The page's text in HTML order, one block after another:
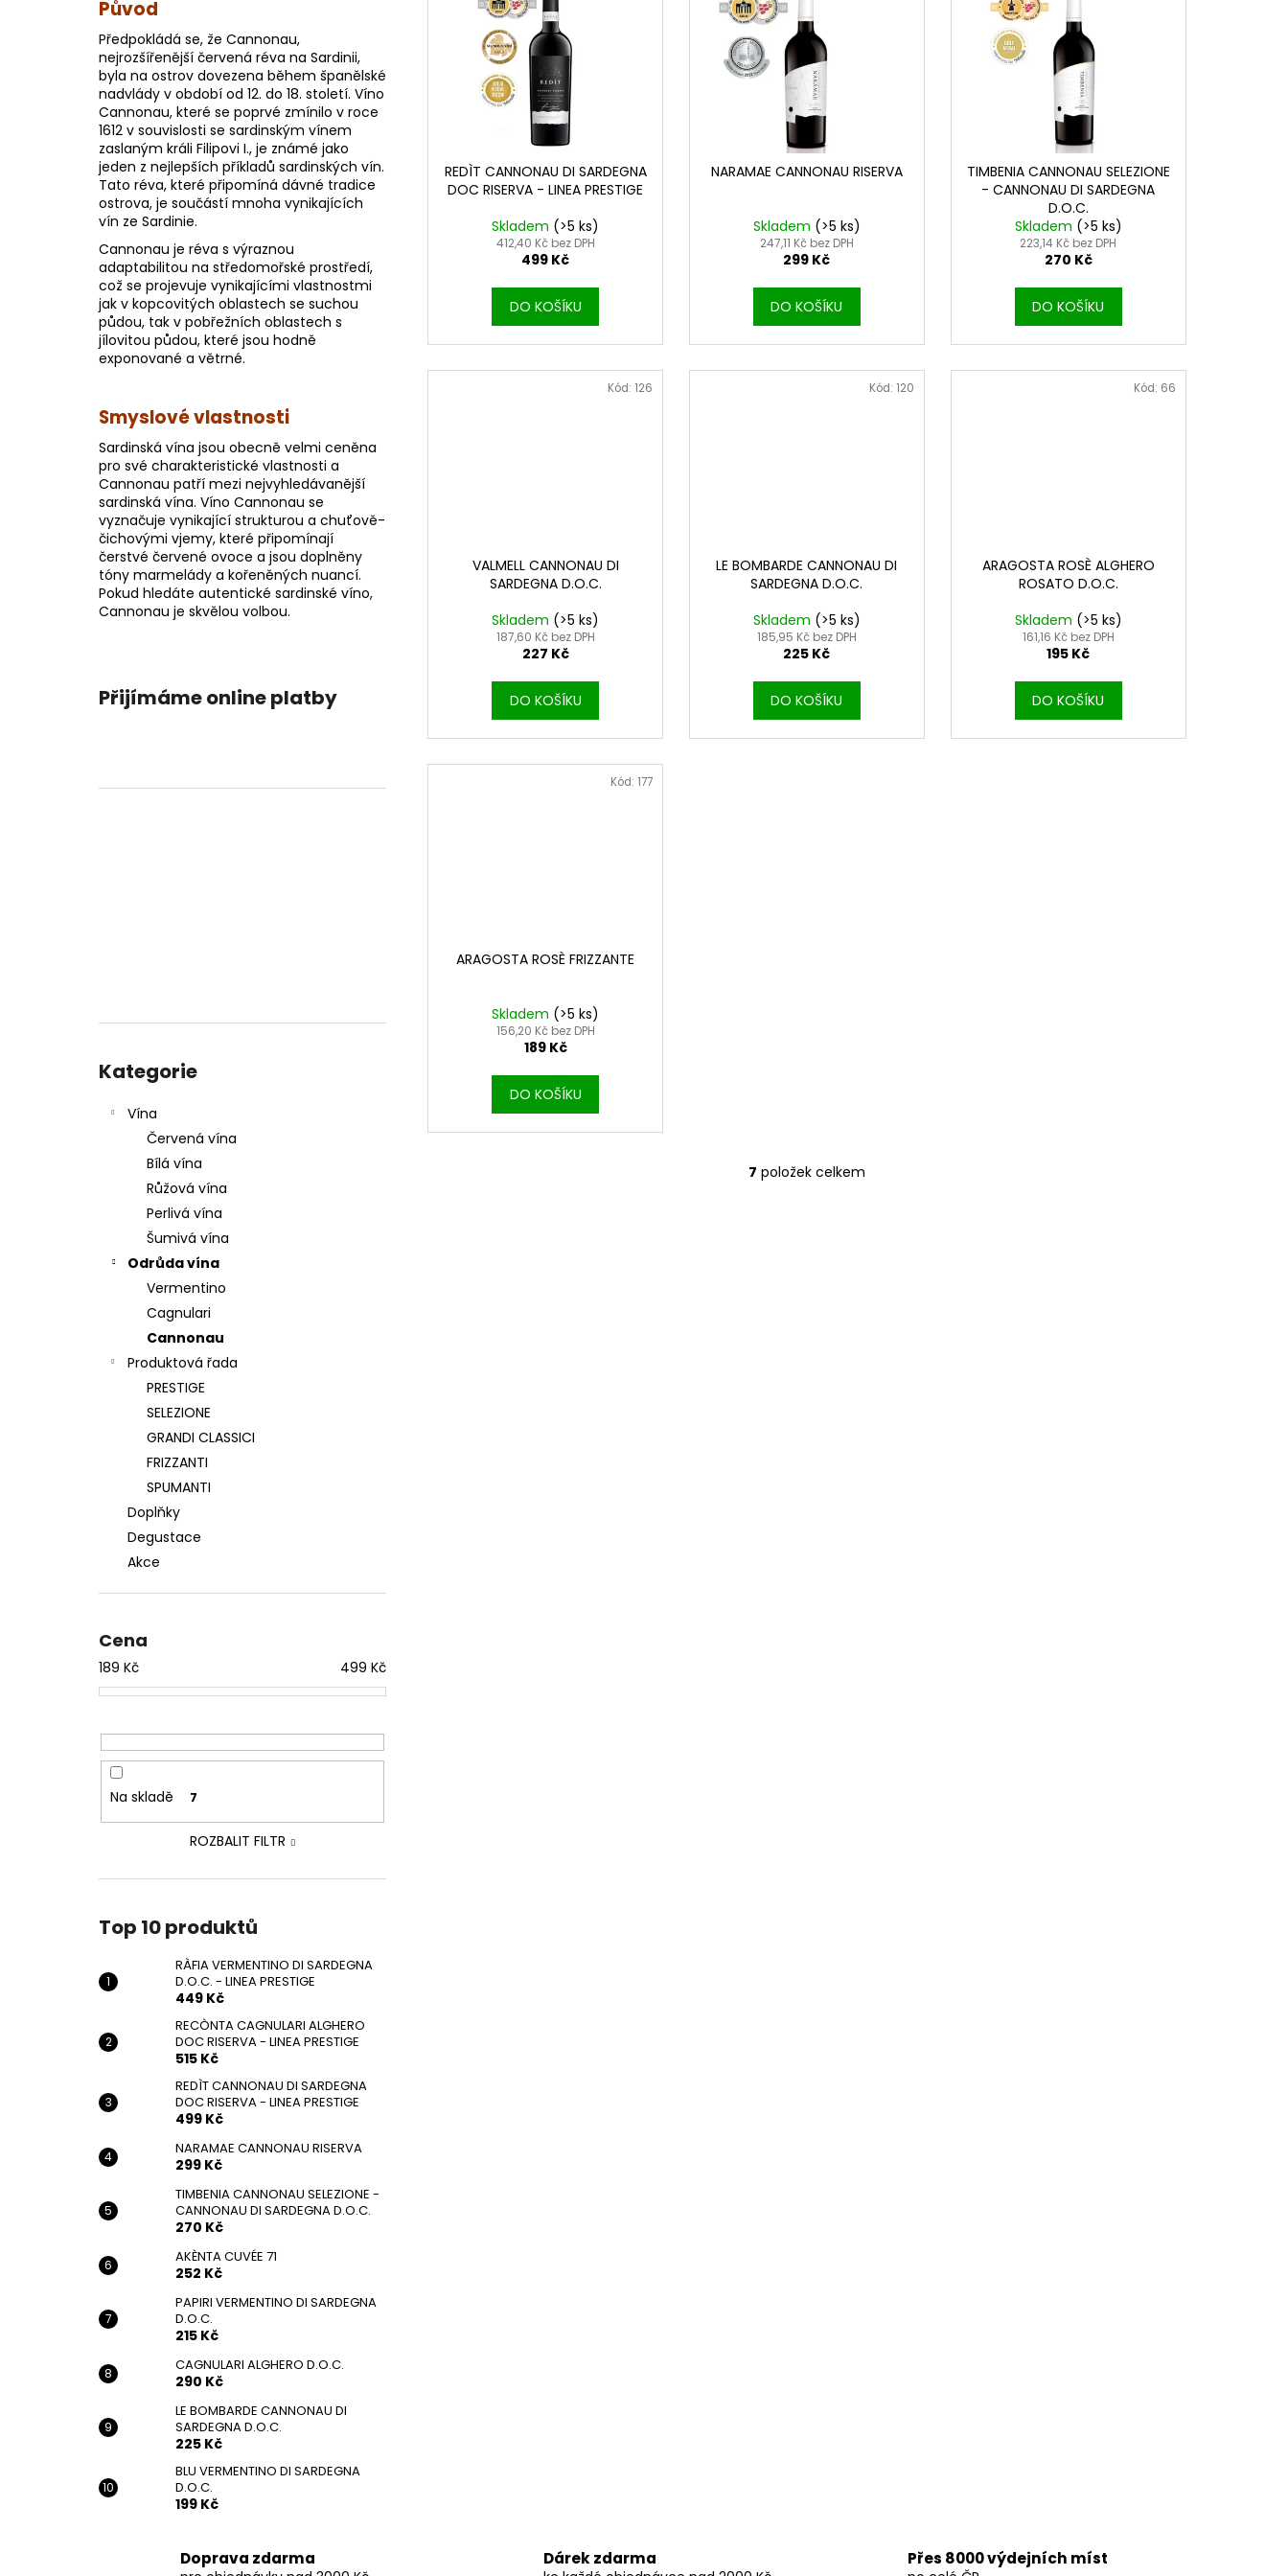
Původ
Předpokládá se, že Cannonau,
nejrozšířenější červená réva na Sardinii,
byla na ostrov dovezena během španělské
nadvlády v období od 12. do 18. století. Víno
Cannonau, které se poprvé zmínilo v roce
1612 v souvislosti se sardinským vínem
zaslaným králi Filipovi I., je známé jako
jeden z nejlepších příkladů sardinských vín.
Tato réva, které připomíná dávné tradice
ostrova, je součástí mnoha vynikajících
vín ze Sardinie.
Cannonau je réva s výraznou
adaptabilitou na středomořské prostředí,
což se projevuje vynikajícími vlastnostmi
jak v kopcovitých oblastech se suchou
půdou, tak v pobřežních oblastech s
jílovitou půdou, které jsou hodně
exponované a větrné.
Smyslové vlastnosti
Sardinská vína jsou obecně velmi ceněna
pro své charakteristické vlastnosti a
Cannonau patří mezi nejvyhledávanější
sardinská vína. Víno Cannonau se
vyznačuje vynikající strukturou a chuťově-
čichovými vjemy, které připomínají
čerstvé červené ovoce a jsou doplněny
tóny marmelády a kořeněných nuancí.
Pokud hledáte autentické sardinské víno,
Cannonau je skvělou volbou.
Přijímáme online platby
kategorie
Kategorie
Vína
Červená vína
Bílá vína
Růžová vína
Perlivá vína
Šumivá vína
Odrůda vína
Vermentino
Cagnulari
Cannonau
Produktová řada
PRESTIGE
SELEZIONE
GRANDI CLASSICI
FRIZZANTI
SPUMANTI
Doplňky
Degustace
Akce
Cena
189 Kč 499 Kč
Na skladě 7
ROZBALIT FILTR
Top 10 produktů
RÀFIA VERMENTINO DI SARDEGNA
D.O.C. - LINEA PRESTIGE
449 Kč
RECÒNTA CAGNULARI ALGHERO
DOC RISERVA - LINEA PRESTIGE
515 Kč
REDÌT CANNONAU DI SARDEGNA
DOC RISERVA - LINEA PRESTIGE
499 Kč
NARAMAE CANNONAU RISERVA
299 Kč
TIMBENIA CANNONAU SELEZIONE -
CANNONAU DI SARDEGNA D.O.C.
270 Kč
AKÈNTA CUVÉE 71
252 Kč
PAPIRI VERMENTINO DI SARDEGNA
D.O.C.
215 Kč
CAGNULARI ALGHERO D.O.C.
290 Kč
LE BOMBARDE CANNONAU DI
SARDEGNA D.O.C.
225 Kč
BLU VERMENTINO DI SARDEGNA
D.O.C.
199 Kč
REDÌT CANNONAU DI SARDEGNA
DOC RISERVA - LINEA PRESTIGE
Skladem (>5 ks)
412,40 Kč bez DPH
499 Kč
DO KOŠÍKU
NARAMAE CANNONAU RISERVA
Skladem (>5 ks)
247,11 Kč bez DPH
299 Kč
DO KOŠÍKU
TIMBENIA CANNONAU SELEZIONE
- CANNONAU DI SARDEGNA
D.O.C.
Skladem (>5 ks)
223,14 Kč bez DPH
270 Kč
DO KOŠÍKU
VALMELL CANNONAU DI
SARDEGNA D.O.C.
Skladem (>5 ks)
187,60 Kč bez DPH
227 Kč
DO KOŠÍKU
Kód:126
LE BOMBARDE CANNONAU DI
SARDEGNA D.O.C.
Skladem (>5 ks)
185,95 Kč bez DPH
225 Kč
DO KOŠÍKU
Kód: 120
ARAGOSTA ROSÈ ALGHERO
ROSATO D.O.C.
Skladem (>5 ks)
161,16 Kč bez DPH
195 Kč
DO KOŠÍKU
Kód: 66
ARAGOSTA ROSÈ FRIZZANTE
Skladem (>5 ks)
156,20 Kč bez DPH
189 Kč
DO KOŠÍKU
Kód:177
O
7 položek celkem
Doprava zdarma Dárek zdarma Přes 8000 výdejních míst
RÀFIA VERMENTINO DI SARDEGNA D.O.C.
- LINEA PRESTIGE
449 Kč
RECÒNTA CAGNULARI ALGHERO DOC
RISERVA - LINEA PRESTIGE
REDÌT CANNONAU DI SARDEGNA DOC
RISERVA - LINEA PRESTIGE
499 Kč